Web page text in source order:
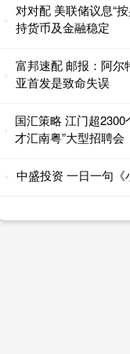
对对配 美联储议息“
持货币及金融稳定
富邦速配 邮报：阿尔
亚首发是致命失误
国汇策略 江门超2300
才汇南粤”大型招聘会
中盛投资 一日一句《